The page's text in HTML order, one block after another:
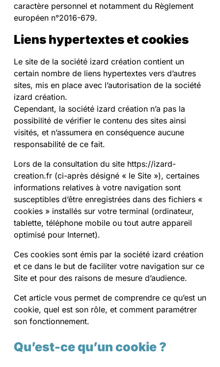
caractère personnel et notamment du Règlement
européen n°2016-679.
Liens hypertextes et cookies
Le site de la société izard création contient un
certain nombre de liens hypertextes vers d’autres
sites, mis en place avec l’autorisation de la société
izard création.
Cependant, la société izard création n’a pas la
possibilité de vérifier le contenu des sites ainsi
visités, et n’assumera en conséquence aucune
responsabilité de ce fait.
Lors de la consultation du site https://izard-
creation.fr (ci-après désigné « le Site »), certaines
informations relatives à votre navigation sont
susceptibles d’être enregistrées dans des fichiers «
cookies » installés sur votre terminal (ordinateur,
tablette, téléphone mobile ou tout autre appareil
optimisé pour Internet).
Ces cookies sont émis par la société izard création
et ce dans le but de faciliter votre navigation sur ce
Site et pour des raisons de mesure d’audience.
Cet article vous permet de comprendre ce qu’est un
cookie, quel est son rôle, et comment paramétrer
son fonctionnement.
Qu’est-ce qu’un cookie ?